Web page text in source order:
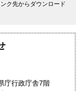
ク先からダウンロード
庁行政庁舎7階